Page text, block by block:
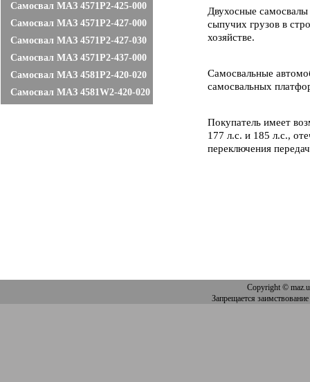
Самосвал МАЗ 4571P2-425-000
Самосвал МАЗ 4571P2-427-000
Самосвал МАЗ 4571P2-427-030
Самосвал МАЗ 4571P2-437-000
Самосвал МАЗ 4581P2-420-020
Самосвал МАЗ 4581W2-420-020
Двухосные
сыпучих грузов в
хозяйстве.
Самосвальные
самосвальных
Покупатель имеет
177 л.с. и 185 л.с.,
переключения
Copyright©
Запрещается